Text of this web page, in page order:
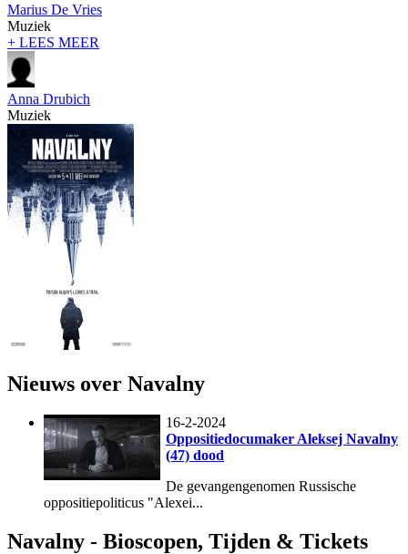
Marius De Vries
Muziek
+ LEES MEER
Anna Drubich
Muziek
Nieuws over Navalny
16-2-2024
Oppositiedocumaker Aleksej Navalny
(47) dood
De gevangengenomen Russische
oppositiepoliticus "Alexei...
Navalny - Bioscopen, Tijden & Tickets